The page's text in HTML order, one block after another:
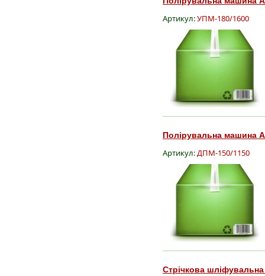
Артикул:УПМ-180/1600
Полірувальна машина
Артикул:ДПМ-150/1150
Стрічкова